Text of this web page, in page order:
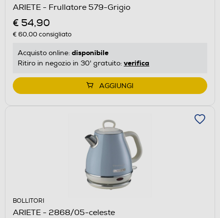
ARIETE - Frullatore 579-Grigio
€ 54,90
€ 60,00consigliato
Acquisto online: disponibile
Ritiro in negozio in 30' gratuito: verifica
AGGIUNGI
BOLLITORI
ARIETE - 2868/05-celeste